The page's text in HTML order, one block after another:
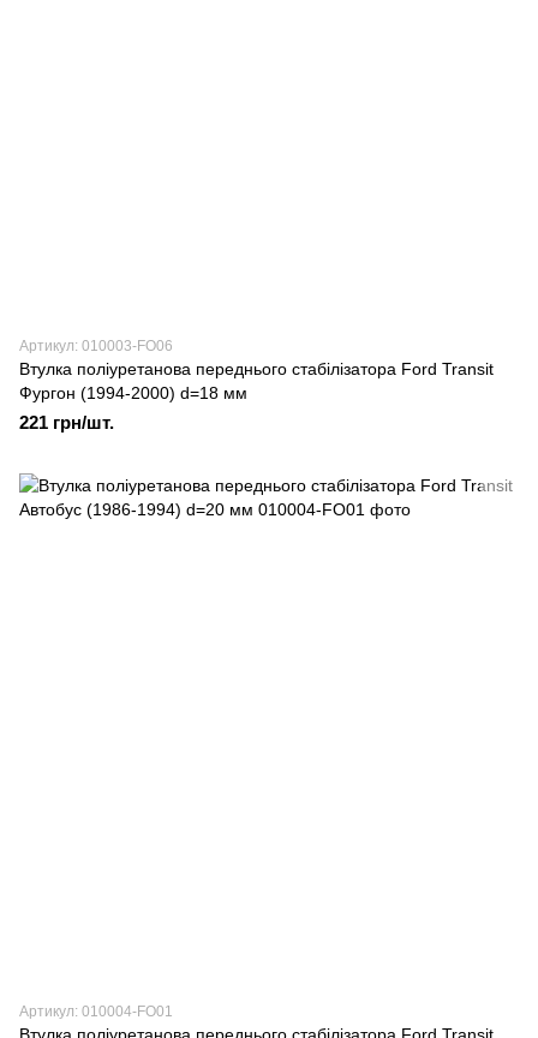
Артикул: 010003-FO06
Втулка поліуретанова переднього стабілізатора Ford Transit
Фургон (1994-2000) d=18 мм
221 грн/шт.
Артикул: 010004-FO01